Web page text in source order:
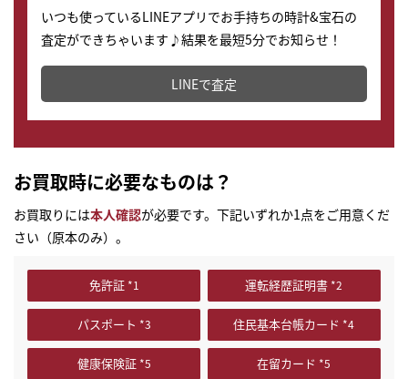
いつも使っているLINEアプリでお手持ちの時計&宝石の
査定ができちゃいます♪結果を最短5分でお知らせ！
どこからでもすぐに査定金額を知ることが出来ます。
LINEで査定
お買取時に必要なものは？
お買取りには本人確認が必要です。下記いずれか1点をご用意くだ
さい（原本のみ）。
免許証 運転経歴証明書
パスポート 住民基本台帳カード
健康保険証 在留カード